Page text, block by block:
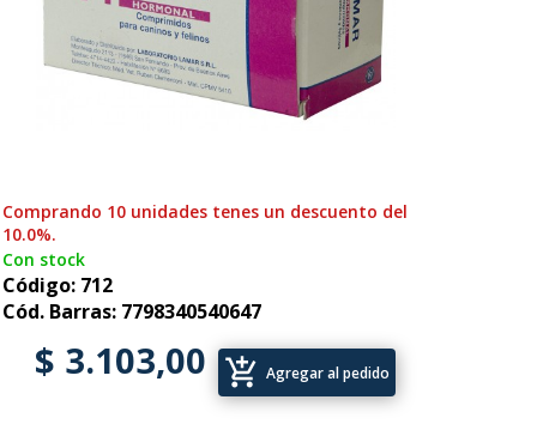
Comprando 10 unidades tenes un descuento del
10.0%.
Con stock
Código: 712
Cód. Barras: 7798340540647
$ 3.103,00 add_shopping_cart Agregar al pedido